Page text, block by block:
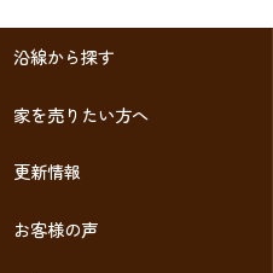
沿線から探す
家を売りたい方へ
更新情報
お客様の声